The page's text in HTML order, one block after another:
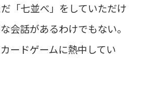
「七並べ」をしていただけ
会話があるわけでもない。
ードゲームに熱中してい